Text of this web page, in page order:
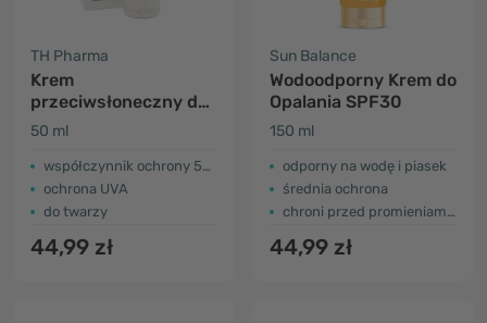
TH Pharma
Krem
przeciwsłoneczny do
twarzy SPF 50+
50 ml
współczynnik ochrony 50+
ochrona UVA
do twarzy
44,99 zł
Sun Balance
Wodoodporny Krem do
Opalania SPF30
150 ml
odporny na wodę i piasek
średnia ochrona
chroni przed promieniami UV-A i UV-B
44,99 zł